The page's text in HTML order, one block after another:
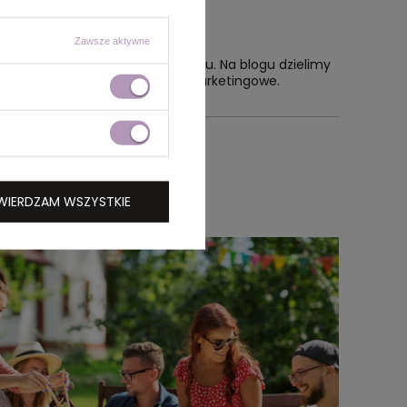
reklamowych i brandingu. Na blogu dzielimy
realnie wspierają działania marketingowe.
Zawsze aktywne
WSZYSTKIE